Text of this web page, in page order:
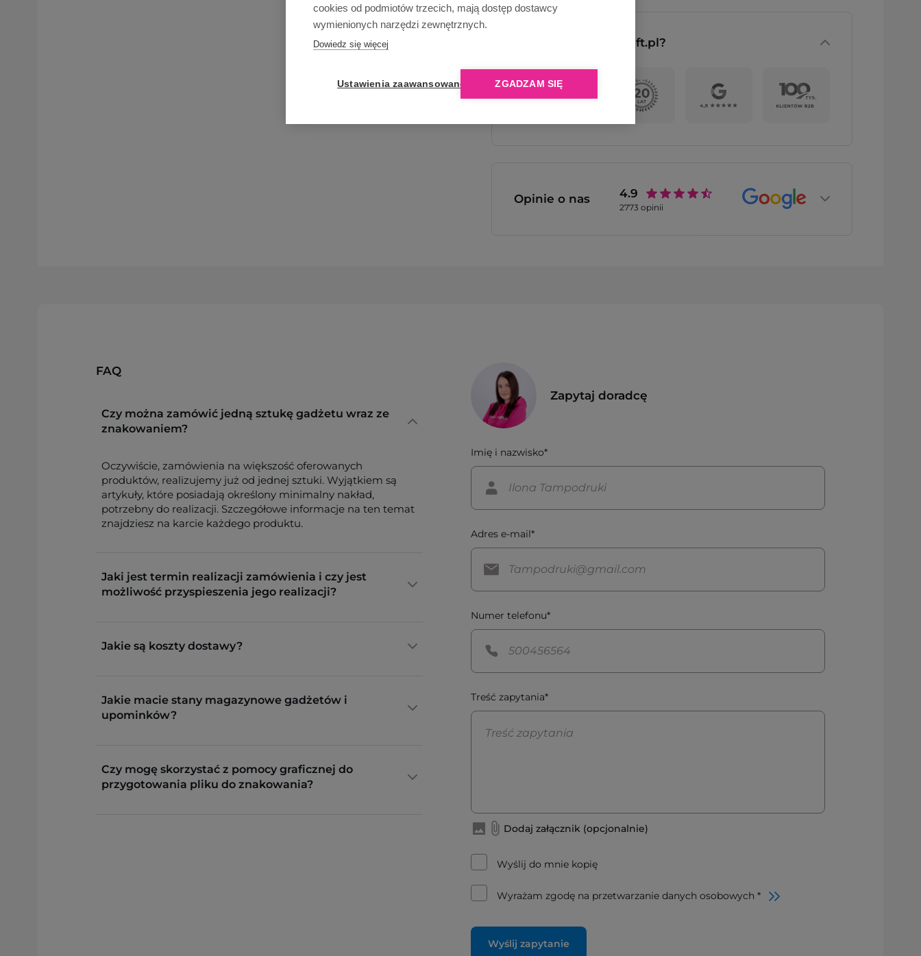
cookies od podmiotów trzecich, mają dostęp dostawcy
wymienionych narzędzi zewnętrznych.
Dowiedz się więcej
Ustawienia zaawansowane ZGADZAM SIĘ
Dlaczego OpenGift.pl?
Opinie o nas 4.9
2773 opinii
FAQ
Czy można zamówić jedną sztukę gadżetu wraz ze
znakowaniem?
Oczywiście, zamówienia na większość oferowanych
produktów, realizujemy już od jednej sztuki. Wyjątkiem są
artykuły, które posiadają określony minimalny nakład,
potrzebny do realizacji. Szczegółowe informacje na ten temat
znajdziesz na karcie każdego produktu.
Jaki jest termin realizacji zamówienia i czy jest
możliwość przyspieszenia jego realizacji?
Jakie są koszty dostawy?
Jakie macie stany magazynowe gadżetów i
upominków?
Czy mogę skorzystać z pomocy graficznej do
przygotowania pliku do znakowania?
Zapytaj doradcę
Imię i nazwisko*
Adres e-mail*
Numer telefonu*
Treść zapytania*
Dodaj załącznik (opcjonalnie)
Wyślij do mnie kopię
Wyrażam zgodę na przetwarzanie danych osobowych *
Wyślij zapytanie